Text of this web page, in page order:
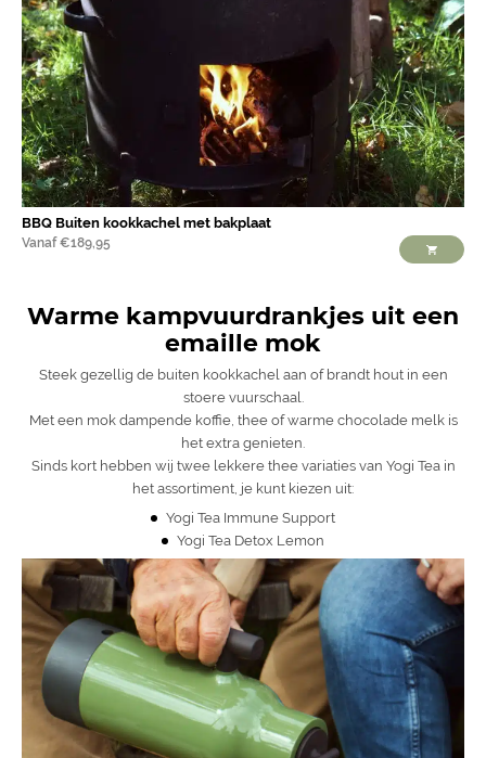
BBQ Buiten kookkachel met bakplaat
Vanaf €189,95
Warme kampvuurdrankjes uit een
emaille mok
Steek gezellig de buiten kookkachel aan of brandt hout in een
stoere vuurschaal.
Met een mok dampende koffie, thee of warme chocolade melk is
het extra genieten.
Sinds kort hebben wij twee lekkere thee variaties van Yogi Tea in
het assortiment, je kunt kiezen uit:
Yogi Tea Immune Support
Yogi Tea Detox Lemon